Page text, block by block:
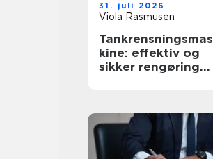
31. juli 2026
Viola Rasmusen
Tankrensningsmas
kine: effektiv og
sikker rengøring